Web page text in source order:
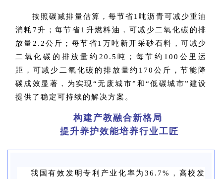
按照碳减排量估算，每节省1吨沥青可减少重油
消耗7升；每节省1升燃料油，可减少二氧化碳的排
放量2.2公斤；每节省1万吨新开采砂石料，可减少
二氧化碳的排放量约20.5吨；每节约100公里运
距，可减少二氧化碳的排放量约170公斤，节能降
碳成效显著，为实现“无废城市”和“低碳城市”建设
提供了稳定可持续的解决方案。
构建产教融合新格局
提升养护效能培养行业工匠
我国有效发明专利产业化率为36.7%，高校发